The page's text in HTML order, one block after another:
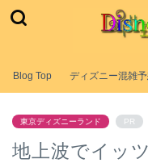
Blog Top ディズニー混雑
東京ディズニーランド PR
地上波でイッ